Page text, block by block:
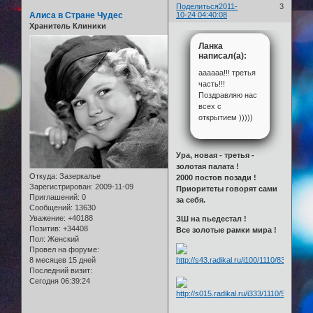
Поделиться 3
2011-
10-24 04:40:08
Алиса в Стране Чудес
Хранитель Клиники
Откуда: Зазеркалье
Зарегистрирован: 2009-11-09
Приглашений: 0
Сообщений: 13630
Уважение: +40188
Позитив: +34408
Пол: Женский
Провел на форуме:
8 месяцев 15 дней
Последний визит:
Сегодня 06:39:24
Ланка
написал(а):
аааааа!!! третья
часть!!!
Поздравляю нас
всех с
открытием )))))
Ура, новая - третья -
золотая палата !
2000 постов позади !
Приоритеты говорят сами
за себя.
ЗШ на пьедестал !
Все золотые рамки мира !